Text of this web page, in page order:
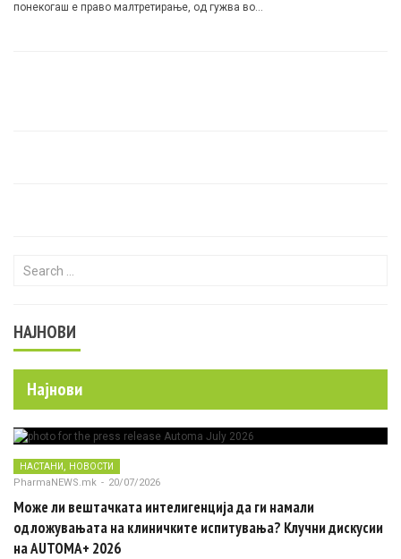
понекогаш е право малтретирање, од гужва во…
Search for:
НАЈНОВИ
Најнови
НАСТАНИ, НОВОСТИ
PharmaNEWS.mk - 20/07/2026
Може ли вештачката интелигенција да ги намали
одложувањата на клиничките испитувања? Клучни дискусии
на AUTOMA+ 2026